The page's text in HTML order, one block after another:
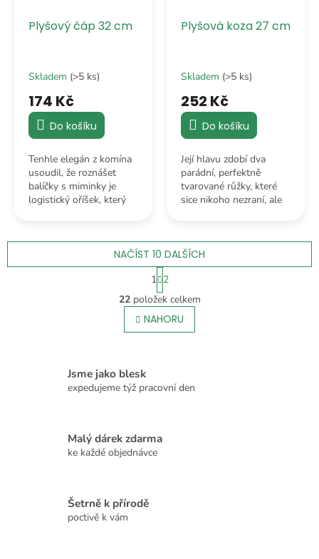
Plyšový čáp 32 cm
Skladem (>5 ks)
174 Kč
Do košíku
Tenhle elegán z komína
usoudil, že roznášet
balíčky s miminky je
logistický oříšek, který
legálně obsadit tvou
Plyšová koza 27 cm
Skladem (>5 ks)
252 Kč
Do košíku
Její hlavu zdobí dva
parádní, perfektně
tvarované růžky, které
sice nikoho nezraní, ale
nenechá jen tak skákat
po hlavě.
O
v
l
á
í
k
NAČÍST 10 DALŠÍCH
S
t
r
á
n
k
í
1 2
22položek celkem
NAHORU
Jsme jako blesk
expedujeme týž pracovní den
Malý dárek zdarma
ke každé objednávce
Šetrně k přírodě
poctivě k vám